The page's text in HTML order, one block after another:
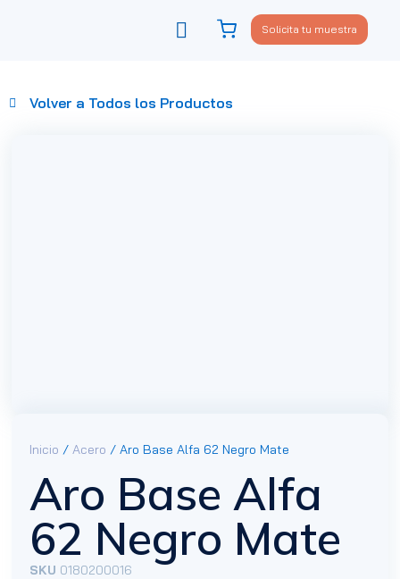
Solicita tu muestra
Volver a Todos los Productos
Inicio /Acero / Aro Base Alfa 62 Negro Mate
Aro Base Alfa
62 Negro Mate
SKU 0180200016